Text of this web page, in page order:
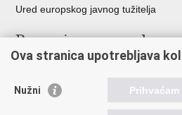
Ured europskog javnog tužitelja
Poveznice pravosudnog
Državno odvjetništvo
Ured za suzbijanje korupcije i
Ova stranica upotrebljava
Nužni Prihvaćam